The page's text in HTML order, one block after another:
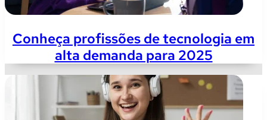
Conheça profissões de tecnologia em
alta demanda para 2025